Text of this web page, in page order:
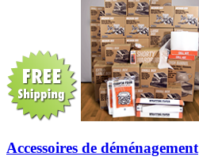
Accessoires de déménagement